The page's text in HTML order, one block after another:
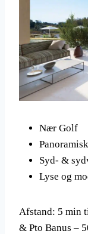
Nær Golf
Syd- &
Lyse og
Afstand: 5 min
& Pto Banus –